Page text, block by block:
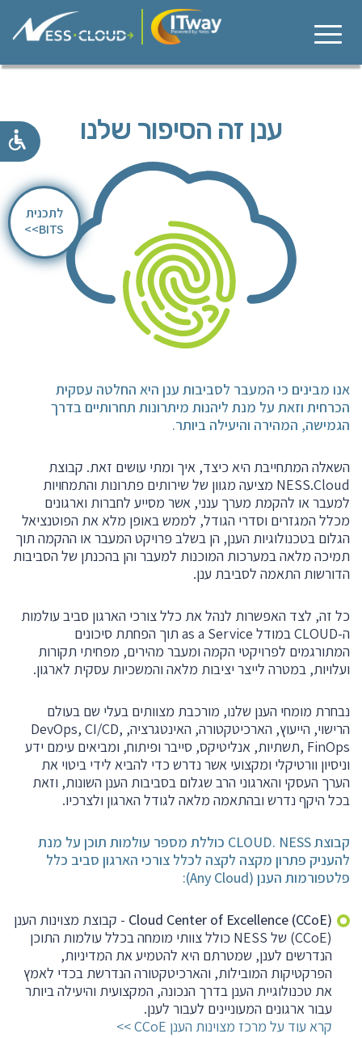
ענן
המשרות
שלנו
Center
of
Excellence
התמחות
ורטיקלית
שווה
קריאה
Podcast
Webinar
by
Ness
דברו
איתנו
לתכנית
BITS>>
ענן זה הסיפור שלנו
אנו מבינים כי המעבר לסביבות ענן היא החלטה עסקית
הכרחית וזאת על מנת ליהנות מיתרונות תחרותיים בדרך
הגמישה, המהירה והיעילה ביותר.
השאלה המתחייבת היא כיצד, איך ומתי עושים זאת. קבוצת
NESS.Cloud מציעה מגוון של שירותים פתרונות והתמחויות
למעבר או להקמת מערך ענני, אשר מסייע לחברות וארגונים
מכלל המגזרים וסדרי הגודל, לממש באופן מלא את הפוטנציאל
הגלום בטכנולוגיות הענן, הן בשלב פרויקט המעבר או ההקמה תוך
תמיכה מלאה במערכות המוכנות למעבר והן בהכנתן של הסביבות
הדורשות התאמה לסביבת ענן.
כל זה, לצד האפשרות לנהל את כלל צורכי הארגון סביב עולמות
ה-CLOUD במודל as a Service תוך הפחתת סיכונים
המתורגמים לפרויקטי הקמה ומעבר מהירים, מפחיתי תקורות
ועלויות, במטרה לייצר יציבות מלאה והמשכיות עסקית לארגון.
נבחרת מומחי הענן שלנו, מורכבת מצוותים בעלי שם בעולם
הרישוי, הייעוץ, הארכיטקטורה, האינטגרציה, DevOps, CI/CD,
FinOps ,תשתיות, אנליטיקס, סייבר ופיתוח, ומביאים עימם ידע
וניסיון וורטיקלי ומקצועי אשר נדרש כדי להביא לידי ביטוי את
הערך העסקי והארגוני הרב שגלום בסביבות הענן השונות, וזאת
בכל היקף נדרש ובהתאמה מלאה לגודל הארגון ולצרכיו.
קבוצת CLOUD. NESS כוללת מספר עולמות תוכן על מנת
להעניק פתרון מקצה לקצה לכלל צורכי הארגון סביב כלל
פלטפורמות הענן (Any Cloud):
Cloud Center of Excellence (CCoE) - קבוצת מצוינות הענן
(CCoE) של NESS כולל צוותי מומחה בכלל עולמות התוכן
הנדרשים לענן, שמטרתם היא להטמיע את המדיניות,
הפרקטיקות המובילות, והארכיטקטורה הנדרשת בכדי לאמץ
את טכנולוגיית הענן בדרך הנכונה, המקצועית והיעילה ביותר
עבור ארגונים המעוניינים לעבור לענן.
קרא עוד על מרכז מצוינות הענן CCoE